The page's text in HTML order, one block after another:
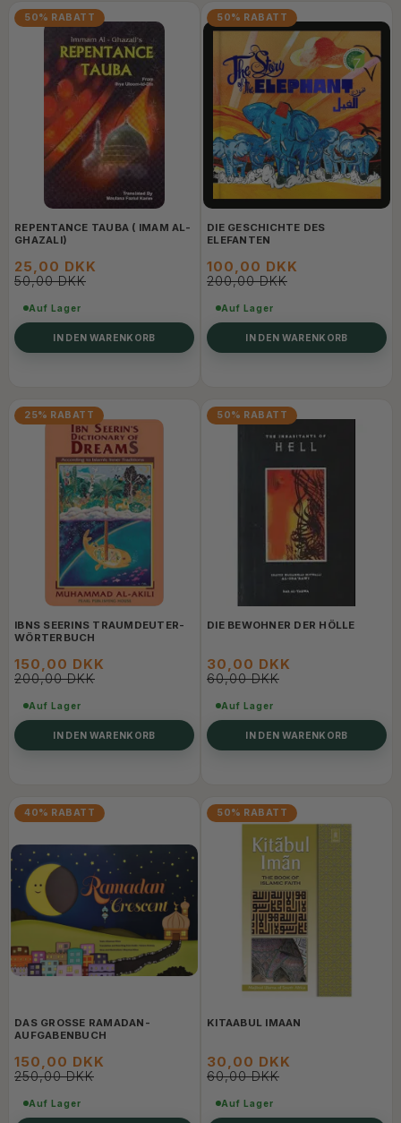
50% RABATT
REPENTANCE TAUBA ( IMAM AL-
GHAZALI)
25,00 DKK
50,00 DKK
Auf Lager
IN DEN WARENKORB
50% RABATT
DIE GESCHICHTE DES
ELEFANTEN
100,00 DKK
200,00 DKK
Auf Lager
IN DEN WARENKORB
25% RABATT
IBNS SEERINS TRAUMDEUTER-
WÖRTERBUCH
150,00 DKK
200,00 DKK
Auf Lager
IN DEN WARENKORB
50% RABATT
DIE BEWOHNER DER HÖLLE
30,00 DKK
60,00 DKK
Auf Lager
IN DEN WARENKORB
40% RABATT
DAS GROSSE RAMADAN-A
UFGABENBUCH
150,00 DKK
250,00 DKK
Auf Lager
50% RABATT
KITAABUL IMAAN
30,00 DKK
60,00 DKK
Auf Lager